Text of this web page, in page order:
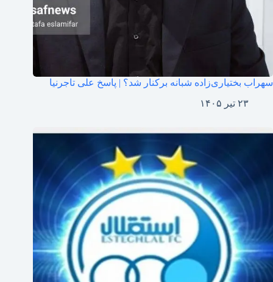
سهراب بختیاری‌زاده شبانه برکنار شد؟ | پاسخ علی تاجرنیا
۲۳ تیر ۱۴۰۵